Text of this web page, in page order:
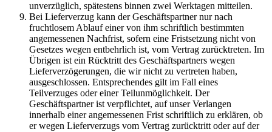
unverzüglich, spätestens binnen zwei Werktagen mitteilen.
Bei Lieferverzug kann der Geschäftspartner nur nach
fruchtlosem Ablauf einer von ihm schriftlich bestimmten
angemessenen Nachfrist, sofern eine Fristsetzung nicht von
Gesetzes wegen entbehrlich ist, vom Vertrag zurücktreten. Im
Übrigen ist ein Rücktritt des Geschäftspartners wegen
Lieferverzögerungen, die wir nicht zu vertreten haben,
ausgeschlossen. Entsprechendes gilt im Fall eines
Teilverzuges oder einer Teilunmöglichkeit. Der
Geschäftspartner ist verpflichtet, auf unser Verlangen
innerhalb einer angemessenen Frist schriftlich zu erklären, ob
er wegen Lieferverzugs vom Vertrag zurücktritt oder auf der